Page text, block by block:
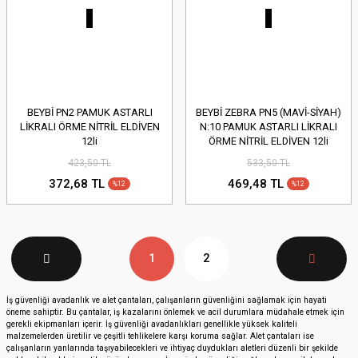
BEYBİ PN2 PAMUK ASTARLI
LİKRALI ÖRME NİTRİL ELDİVEN
12li
423,50 TL
372,68 TL %12
BEYBİ ZEBRA PN5 (MAVİ-SİYAH)
N:10 PAMUK ASTARLI LİKRALI
ÖRME NİTRİL ELDİVEN 12li
533,50 TL
469,48 TL %12
1 2
İş güvenliği avadanlık ve alet çantaları, çalışanların güvenliğini sağlamak için hayati
öneme sahiptir. Bu çantalar, iş kazalarını önlemek ve acil durumlara müdahale etmek için
gerekli ekipmanları içerir. İş güvenliği avadanlıkları genellikle yüksek kaliteli
malzemelerden üretilir ve çeşitli tehlikelere karşı koruma sağlar. Alet çantaları ise
çalışanların yanlarında taşıyabilecekleri ve ihtiyaç duydukları aletleri düzenli bir şekilde